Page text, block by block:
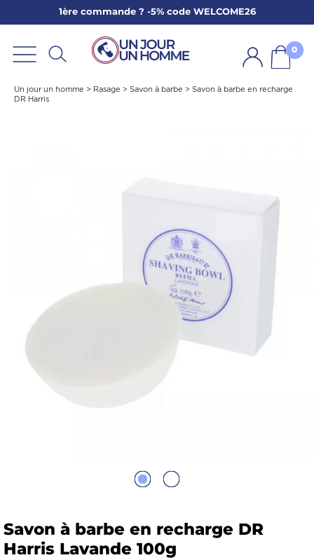
1ère commande ? -5% code WELCOME26
0
Un jour un homme > Rasage > Savon à barbe > Savon à barbe en recharge
DR Harris
Savon à barbe en recharge DR
Harris Lavande 100g